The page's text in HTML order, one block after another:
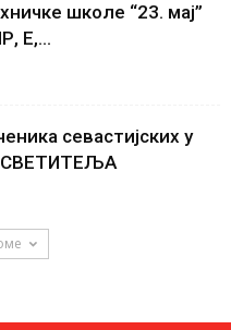
школе “23. мај”
Е,...
севастијских у
СВЕТИТЕЉА